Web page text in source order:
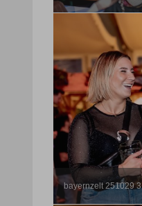
bayernzelt 251029 3